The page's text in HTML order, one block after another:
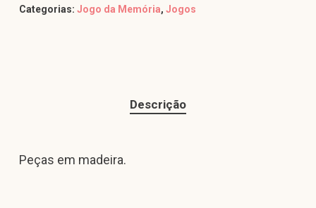
Categorias: Jogo da Memória, Jogos
Descrição
Peças em madeira.